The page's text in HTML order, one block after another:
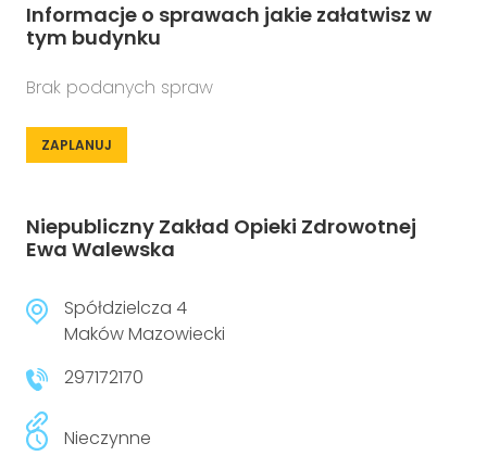
Informacje o sprawach jakie załatwisz w
tym budynku
Brak podanych spraw
ZAPLANUJ
Niepubliczny Zakład Opieki Zdrowotnej
Ewa Walewska
Spółdzielcza 4
Maków Mazowiecki
297172170
Nieczynne